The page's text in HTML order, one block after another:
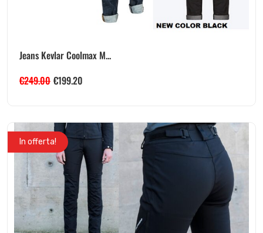
Jeans Kevlar Coolmax M...
€249.00 €199.20
In offerta!